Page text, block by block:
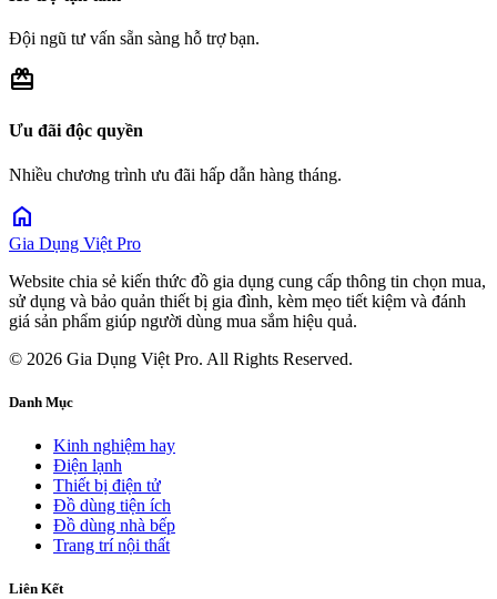
Đội ngũ tư vấn sẵn sàng hỗ trợ bạn.
redeem
Ưu đãi độc quyền
Nhiều chương trình ưu đãi hấp dẫn hàng tháng.
home
Gia Dụng Việt Pro
Website chia sẻ kiến thức đồ gia dụng cung cấp thông tin chọn mua,
sử dụng và bảo quản thiết bị gia đình, kèm mẹo tiết kiệm và đánh
giá sản phẩm giúp người dùng mua sắm hiệu quả.
© 2026 Gia Dụng Việt Pro. All Rights Reserved.
Danh Mục
Kinh nghiệm hay
Điện lạnh
Thiết bị điện tử
Đồ dùng tiện ích
Đồ dùng nhà bếp
Trang trí nội thất
Liên Kết